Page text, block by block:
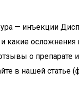
— инъекции
какие осложнения
о препарате
в нашей статье